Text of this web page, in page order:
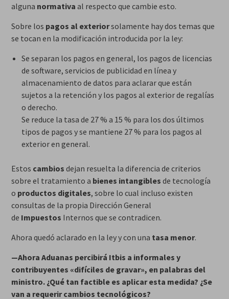
alguna normativa al respecto que cambie esto.
Sobre los pagos al exteriorsolamente hay dos temas que
se tocan en la modificación introducida por la ley:
Se separan los pagos en general, los pagos de licencias
de software, servicios de publicidad en línea y
almacenamiento de datos para aclarar que están
sujetos a la retención y los pagos al exterior de regalías
o derecho.
Se reduce la tasa de 27 % a 15 % para los dos últimos
tipos de pagos y se mantiene 27 % para los pagos al
exterior en general.
Estos cambios dejan resuelta la diferencia de criterios
sobre el tratamiento a bienes intangibles de tecnología
o productos digitales, sobre lo cual incluso existen
consultas de la propia Dirección General
de Impuestos Internos que se contradicen.
Ahora quedó aclarado en la ley y con una tasa menor.
—Ahora Aduanas percibirá Itbis a informales y
contribuyentes «difíciles de gravar», en palabras del
ministro. ¿Qué tan factible es aplicar esta medida? ¿Se
van a requerir cambios tecnológicos?